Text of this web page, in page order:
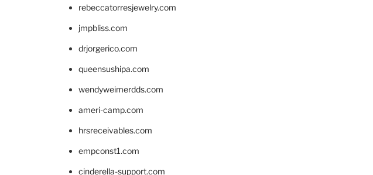
rebeccatorresjewelry.com
jmpbliss.com
drjorgerico.com
queensushipa.com
wendyweimerdds.com
ameri-camp.com
hrsreceivables.com
empconst1.com
cinderella-support.com